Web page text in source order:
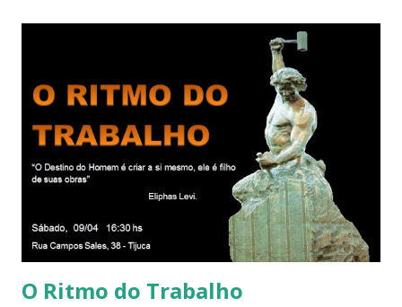
relacionamos e vai se ampliando e tocando os círculos
iluminados daqueles com que cooperamos, formando um
círculo cada vez maior de Paz e Harmonia. CONSAGRAÇÃO
DO APOSENTO Dentro do Círculo Infinito da Divina
Presença que me envolve inteiramente Afirmo: Há uma só
presença aqui: é a presença da Harmonia, que faz vibrar
todos os corações de Felicidade e Alegria. Quem quer que
aqui entre, sentirá as vibrações da Divina Harmonia. Há uma
só presença aqui: é a...
O Ritmo do Trabalho